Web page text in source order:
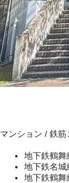
マンション / 鉄
地下鉄鶴
地下鉄名
地下鉄鶴